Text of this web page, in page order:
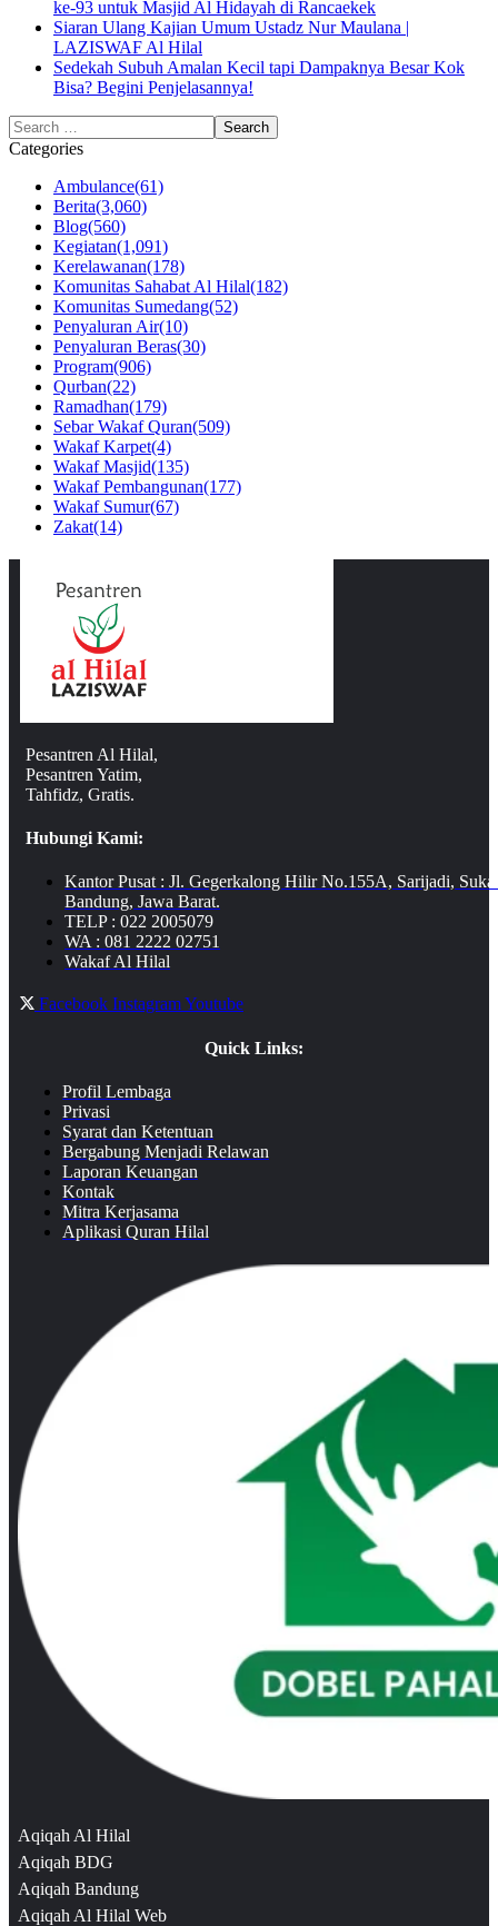
ke-93 untuk Masjid Al Hidayah di Rancaekek
Siaran Ulang Kajian Umum Ustadz Nur Maulana |
LAZISWAF Al Hilal
Sedekah Subuh Amalan Kecil tapi Dampaknya Besar Kok
Bisa? Begini Penjelasannya!
Categories
Ambulance(61)
Berita(3,060)
Blog(560)
Kegiatan(1,091)
Kerelawanan(178)
Komunitas Sahabat Al Hilal(182)
Komunitas Sumedang(52)
Penyaluran Air(10)
Penyaluran Beras(30)
Program(906)
Qurban(22)
Ramadhan(179)
Sebar Wakaf Quran(509)
Wakaf Karpet(4)
Wakaf Masjid(135)
Wakaf Pembangunan(177)
Wakaf Sumur(67)
Zakat(14)
Pesantren Al Hilal,
Pesantren Yatim,
Tahfidz, Gratis.
Hubungi Kami:
Kantor Pusat : Jl. Gegerkalong Hilir No.155A, Sarijadi,
Bandung, Jawa Barat.
TELP : 022 2005079
WA : 081 2222 02751
Wakaf Al Hilal
Facebook InstagramYoutube
Quick Links:
Profil Lembaga
Privasi
Syarat dan Ketentuan
Bergabung Menjadi Relawan
Laporan Keuangan
Kontak
Mitra Kerjasama
Aplikasi Quran Hilal
Aqiqah Al Hilal
Aqiqah BDG
Aqiqah Bandung
Aqiqah Al Hilal Web